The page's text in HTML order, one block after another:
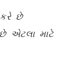
છે
એટલા માટે